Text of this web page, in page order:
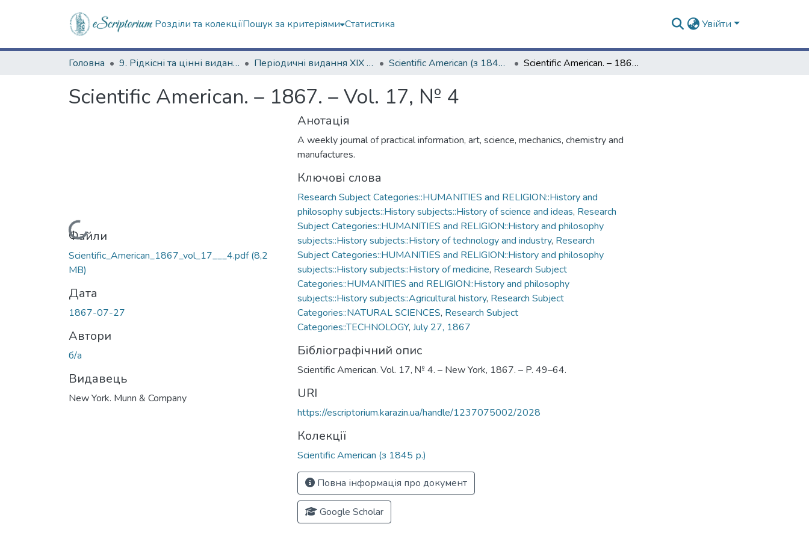
Розділи та колекціїПошук за критеріями Статистика Увійти
Головна 9. Рідкісні та цінні видання Періодичні видання ХІХ ст. Scientific American (з 1845 р.) Scientific American. – 1867. – Vol. 17, № 4
Scientific American. – 1867. – Vol. 17, № 4
Вантажиться...
Файли
Scientific_American_1867_vol_17___4.pdf(8,2
MB)
Дата
1867-07-27
Автори
б/а
Видавець
New York. Munn & Company
Анотація
A weekly journal of practical information, art, science, mechanics, chemistry and
manufactures.
Ключові слова
Research Subject Categories::HUMANITIES and RELIGION::History and
philosophy subjects::History subjects::History of science and ideas, Research
Subject Categories::HUMANITIES and RELIGION::History and philosophy
subjects::History subjects::History of technology and industry, Research
Subject Categories::HUMANITIES and RELIGION::History and philosophy
subjects::History subjects::History of medicine, Research Subject
Categories::HUMANITIES and RELIGION::History and philosophy
subjects::History subjects::Agricultural history, Research Subject
Categories::NATURAL SCIENCES, Research Subject
Categories::TECHNOLOGY, July 27, 1867
Бібліографічний опис
Scientific American. Vol. 17, № 4. – New York, 1867. – P. 49–64.
URI
https://escriptorium.karazin.ua/handle/1237075002/2028
Колекції
Scientific American (з 1845 р.)
Повна інформація про документ
Google Scholar